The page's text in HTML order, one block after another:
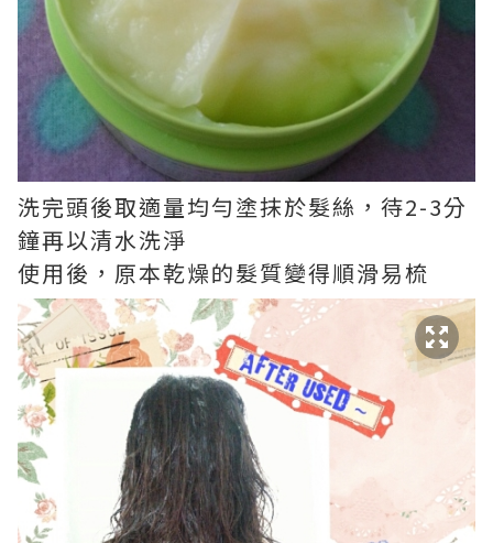
洗完頭後取適量均勻塗抹於髮絲，待2-3分
鐘再以清水洗淨
使用後，原本乾燥的髮質變得順滑易梳